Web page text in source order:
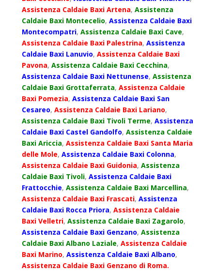
Assistenza Caldaie Baxi Artena, Assistenza
Caldaie Baxi Montecelio, Assistenza Caldaie Baxi
Montecompatri, Assistenza Caldaie Baxi Cave,
Assistenza Caldaie Baxi Palestrina, Assistenza
Caldaie Baxi Lanuvio, Assistenza Caldaie Baxi
Pavona, Assistenza Caldaie Baxi Cecchina,
Assistenza Caldaie Baxi Nettunense, Assistenza
Caldaie Baxi Grottaferrata, Assistenza Caldaie
Baxi Pomezia, Assistenza Caldaie Baxi San
Cesareo, Assistenza Caldaie Baxi Lariano,
Assistenza Caldaie Baxi Tivoli Terme, Assistenza
Caldaie Baxi Castel Gandolfo, Assistenza Caldaie
Baxi Ariccia, Assistenza Caldaie Baxi Santa Maria
delle Mole, Assistenza Caldaie Baxi Colonna,
Assistenza Caldaie Baxi Guidonia, Assistenza
Caldaie Baxi Tivoli, Assistenza Caldaie Baxi
Frattocchie, Assistenza Caldaie Baxi Marcellina,
Assistenza Caldaie Baxi Frascati, Assistenza
Caldaie Baxi Rocca Priora, Assistenza Caldaie
Baxi Velletri, Assistenza Caldaie Baxi Zagarolo,
Assistenza Caldaie Baxi Genzano, Assistenza
Caldaie Baxi Albano Laziale, Assistenza Caldaie
Baxi Marino, Assistenza Caldaie Baxi Albano,
Assistenza Caldaie Baxi Genzano di Roma.